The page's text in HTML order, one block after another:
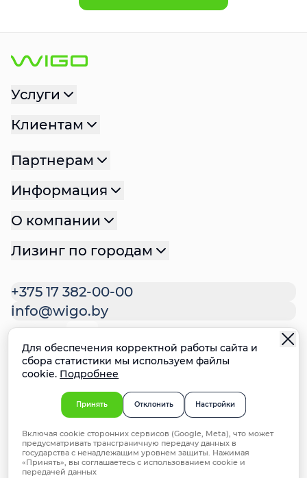
+375 17 382-00-00
info@wigo.by
Услуги
Клиентам
Партнерам
Информация
О компании
Лизинг по городам
© 2025 ООО "ВИГО Финанс". УНП 192981714,
Минск, ул. Мстиславца 24, офис 172
Политика конфиденциальности
Политика файлов cookie
Настройки cookie
Ответственное раскрытие
информации о недостатках систем
безопасности
Для обеспечения корректной работы сайта и
сбора статистики мы используем файлы
cookie. Подробнее
Принять Отклонить Настройки
Включая cookie сторонних сервисов (Google, Meta), что может
предусматривать трансграничную передачу данных в
государства с ненадлежащим уровнем защиты. Нажимая
«Принять», вы соглашаетесь с использованием cookie и
передачей данных